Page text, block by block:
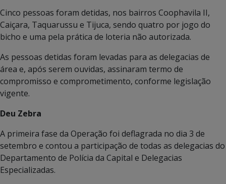
Cinco pessoas foram detidas, nos bairros Coophavila II,
Caiçara, Taquarussu e Tijuca, sendo quatro por jogo do
bicho e uma pela prática de loteria não autorizada.
As pessoas detidas foram levadas para as delegacias de
área e, após serem ouvidas, assinaram termo de
compromisso e comprometimento, conforme legislação
vigente.
Deu Zebra
A primeira fase da Operação foi deflagrada no dia 3 de
setembro e contou a participação de todas as delegacias do
Departamento de Polícia da Capital e Delegacias
Especializadas.